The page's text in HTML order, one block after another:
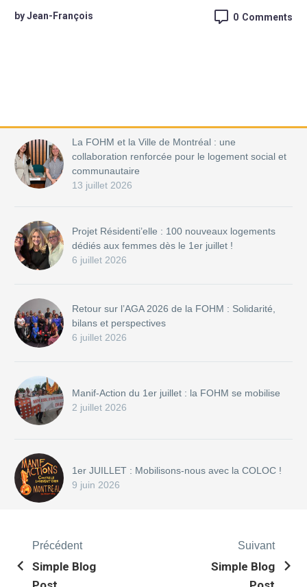
by Jean-François 0 Comments
La FOHM et la Ville de Montréal : une
collaboration renforcée pour le logement social et
communautaire
13 juillet 2026
Projet Résidenti’elle : 100 nouveaux logements
dédiés aux femmes dès le 1er juillet !
6 juillet 2026
Retour sur l’AGA 2026 de la FOHM : Solidarité,
bilans et perspectives
6 juillet 2026
Manif-Action du 1er juillet : la FOHM se mobilise
2 juillet 2026
1er JUILLET : Mobilisons-nous avec la COLOC !
9 juin 2026
Précédent
Simple Blog
Suivant
Simple Blog